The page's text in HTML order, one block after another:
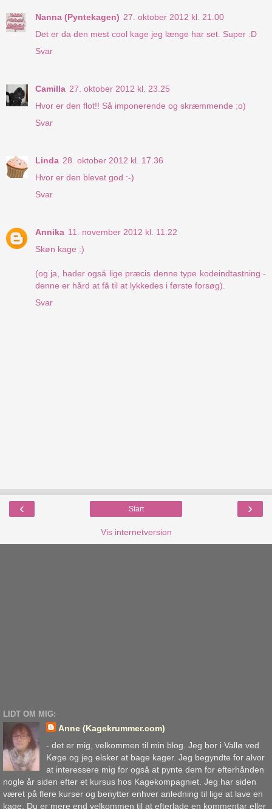
Nanna (Pyntekagen) 27. oktober 2012 kl. 21.00
Det er da den mest cool kage jeg længe har set. Super :D
Svar
Camilla 27. oktober 2012 kl. 23.25
Hvor er den flot!! Så imponerende og skræmmende ;o)
Svar
Linda 28. oktober 2012 kl. 17.36
Hvor er den blevet god :-)
Svar
Annika 11. november 2012 kl. 11.22
Skøn kage :)
(og ja, hader også lige præcis denne type kodeindtastning -
denne er hård at få til at lykkedes i første forsøg).
Svar
‹ ›
Start
Vis internetversion
LIDT OM MIG:
Anne (Kagekrummer.com)
- det er mig, velkommen til min blog. Jeg bor i Vallø ved
Køge og jeg elsker at bage kager. Jeg begyndte for alvor
at interessere mig for også at pynte dem for efterhånden
nogle år siden efter et kursus hos Kagekompagniet. Jeg har siden
været på flere kurser og benytter enhver anledning til lige at lave en
kage. Du er mere end velkommen til at efterlade en kommentar eller